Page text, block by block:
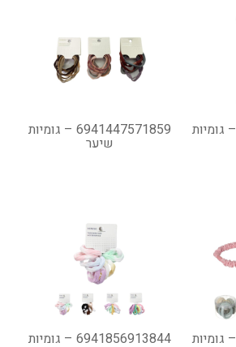
6942083537230 – גומיות 6941447571859 – גומיות
שיער
6931604322738 – גומיות 6941856913844 – גומיות